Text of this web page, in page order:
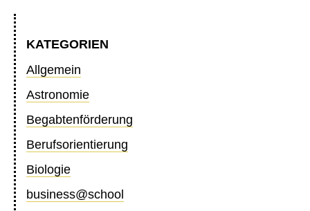
KATEGORIEN
Allgemein
Astronomie
Begabtenförderung
Berufsorientierung
Biologie
business@school